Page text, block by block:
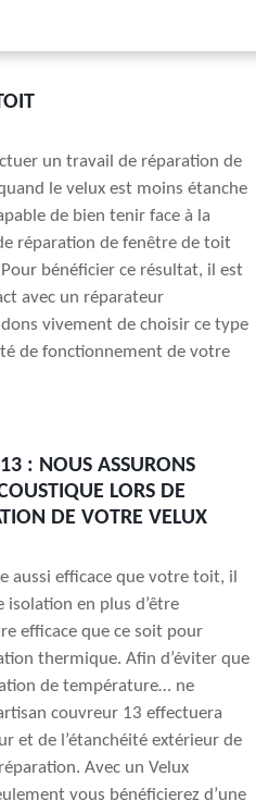
un travail de réparation de
le velux est moins étanche
de bien tenir face à la
réparation de fenêtre de toit
bénéficier ce résultat, il est
avec un réparateur
vivement de choisir ce type
de fonctionnement de votre
: NOUS ASSURONS
LORS DE
DE VOTRE VELUX
aussi efficace que votre toit, il
en plus d’être
efficace que ce soit pour
thermique. Afin d’éviter que
de température… ne
couvreur 13 effectuera
et de l’étanchéité extérieur de
Avec un Velux
vous bénéficierez d’une